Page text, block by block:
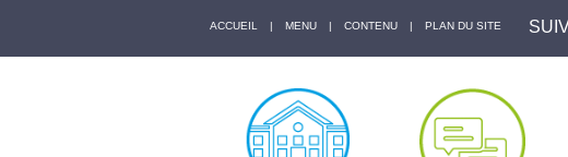
ACCUEIL | MENU | CONTENU | PLAN DU SITE